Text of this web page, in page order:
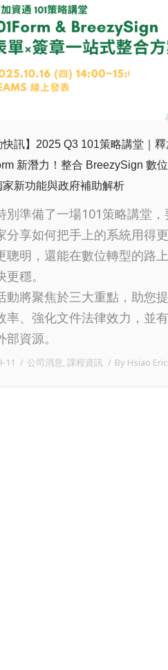
快訊】2025 Q3 101策略講堂｜
新潛力！整合 BreezySign 數
家新功能與政府補助解析
別準備了一場101策略講堂，
分享如何把手上的系統用得更
聰明，還能在數位轉型的路
穩。
動將聚焦於三大重點，助您
率、強化文件法律效力，並
資源。
11 公司消息, 課程資訊 By Hsiao Eric